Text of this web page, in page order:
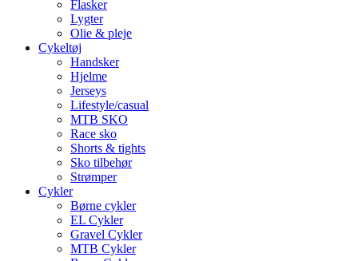
Flasker
Lygter
Olie & pleje
Cykeltøj
Handsker
Hjelme
Jerseys
Lifestyle/casual
MTB SKO
Race sko
Shorts & tights
Sko tilbehør
Strømper
Cykler
Børne cykler
EL Cykler
Gravel Cykler
MTB Cykler